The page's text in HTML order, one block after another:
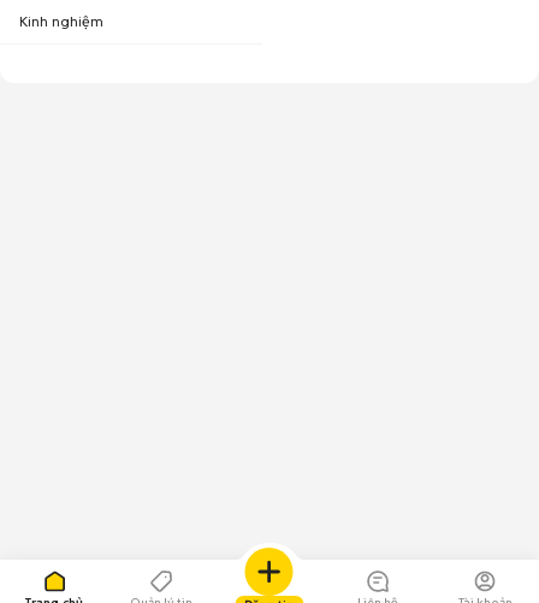
Kinh nghiệm